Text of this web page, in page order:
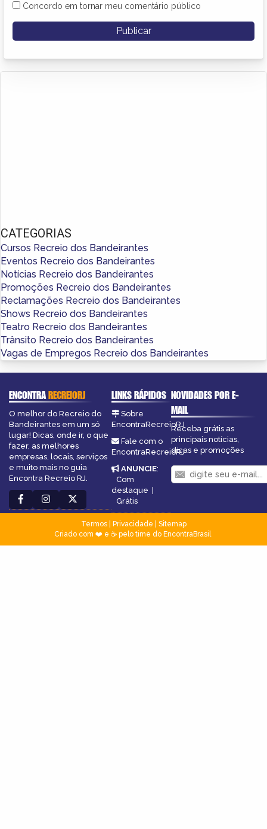
Concordo em tornar meu comentário público
CATEGORIAS
Cursos Recreio dos Bandeirantes
Eventos Recreio dos Bandeirantes
Notícias Recreio dos Bandeirantes
Promoções Recreio dos Bandeirantes
Reclamações Recreio dos Bandeirantes
Shows Recreio dos Bandeirantes
Teatro Recreio dos Bandeirantes
Trânsito Recreio dos Bandeirantes
Vagas de Empregos Recreio dos Bandeirantes
ENCONTRARECREIORJ
O melhor do Recreio do
Bandeirantes em um só
lugar! Dicas, onde ir, o que
fazer, as melhores
empresas, locais, serviços
e muito mais no guia
Encontra Recreio RJ.
LINKS RÁPIDOS
Sobre
EncontraRecreioRJ
Fale com o
EncontraRecreioRJ
ANUNCIE:
Com
destaque |
Grátis
NOVIDADES POR E-
MAIL
Receba grátis as
principais notícias,
dicas e promoções
Termos| Privacidade
Sitemap
Criado com ❤️ e ☕ pelo time do EncontraBrasil